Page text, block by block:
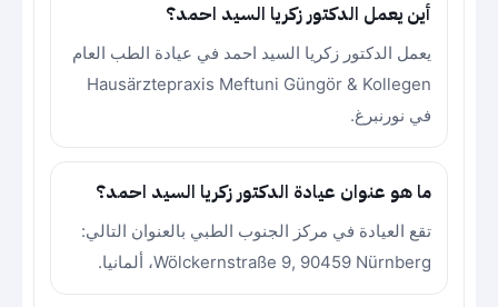
أين يعمل الدكتور زكريا السيد احمد؟
يعمل الدكتور زكريا السيد احمد في عيادة الطب العام
Hausärztepraxis Meftuni Güngör & Kollegen
في نورنبرغ.
ما هو عنوان عيادة الدكتور زكريا السيد احمد؟
تقع العيادة في مركز الجنوب الطبي بالعنوان التالي:
Wölckernstraße 9, 90459 Nürnberg، ألمانيا.